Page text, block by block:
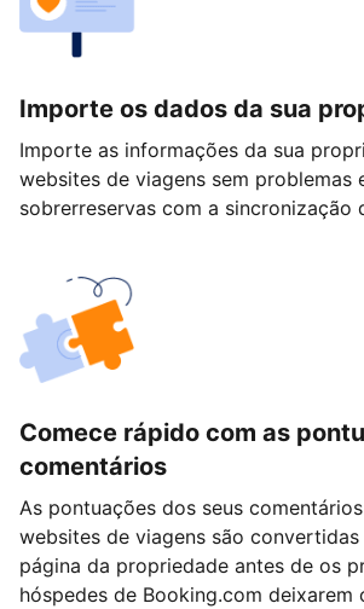
Importe os dados da sua
Importe as informações da sua
websites de viagens sem problemas
sobrerreservas com a sincronização
Comece rápido com as
comentários
As pontuações dos seus
websites de viagens são convertidas
página da propriedade antes de os
hóspedes de Booking.com deixarem